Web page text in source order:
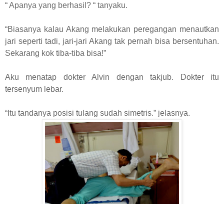
“ Apanya yang berhasil? “ tanyaku.
“Biasanya kalau Akang melakukan peregangan menautkan
jari seperti tadi, jari-jari Akang tak pernah bisa bersentuhan.
Sekarang kok tiba-tiba bisa!”
Aku menatap dokter Alvin dengan takjub. Dokter itu
tersenyum lebar.
“Itu tandanya posisi tulang sudah simetris.” jelasnya.